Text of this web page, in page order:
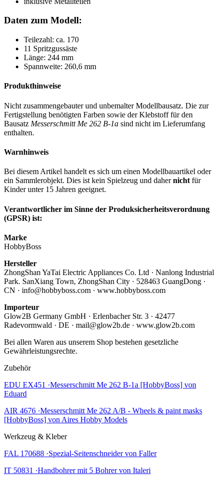
Daten zum Modell:
Teilezahl: ca. 170
11 Spritzgussäste
Länge: 244 mm
Spannweite: 260,6 mm
Produkthinweise
Nicht zusammengebauter und unbemalter Modellbausatz. Die zur
Fertigstellung benötigten Farben sowie der Klebstoff für den
Bausatz Messerschmitt Me 262 B-1a sind nicht im Lieferumfang
enthalten.
Warnhinweis
Bei diesem Artikel handelt es sich um einen Modellbauartikel oder
ein Sammlerobjekt. Dies ist kein Spielzeug und dahernicht für
Kinder unter 15 Jahren geeignet.
Verantwortlicher im Sinne der Produksicherheitsverordnung
(GPSR) ist:
Marke
HobbyBoss
Hersteller
ZhongShan YaTai Electric Appliances Co. Ltd · Nanlong Industrial
Park. SanXiang Town, ZhongShan City · 528463 GuangDong ·
CN · info@hobbyboss.com · www.hobbyboss.com
Importeur
Glow2B Germany GmbH · Erlenbacher Str. 3 · 42477
Radevormwald · DE · mail@glow2b.de · www.glow2b.com
Bei allen Waren aus unserem Shop bestehen gesetzliche
Gewährleistungsrechte.
Zubehör
EDU EX451 ·Messerschmitt Me 262 B-1a [HobbyBoss] von
Eduard
AIR 4676 ·Messerschmitt Me 262 A/B - Wheels & paint masks
[HobbyBoss] von Aires Hobby Models
Werkzeug & Kleber
FAL 170688 ·Spezial-Seitenschneider von Faller
IT 50831 ·Handbohrer mit 5 Bohrer von Italeri